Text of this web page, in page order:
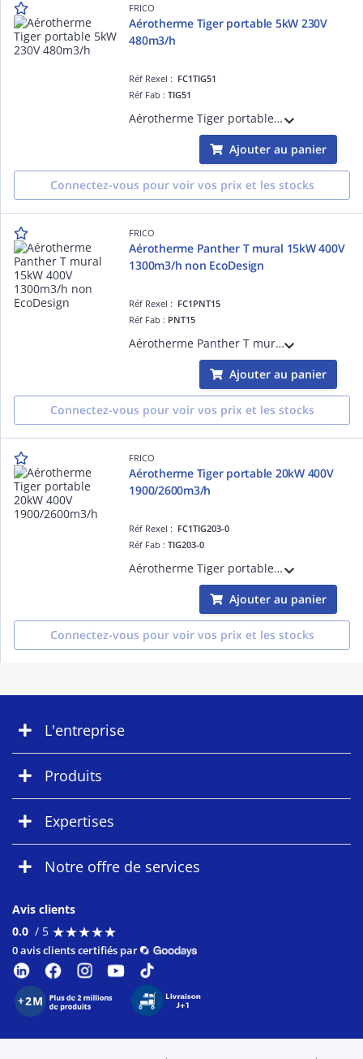
FRICO
Aérotherme Tiger portable 5kW 230V
480m3/h
Réf Rexel : FC1TIG51
Réf Fab :TIG51
Aérotherme Tiger portable 5kW, alimentation monophasée 230V 480m3/h
Ajouter au panier
Connectez-vous pour voir vos prix et les stocks
FRICO
Aérotherme Panther T mural 15kW 400V
1300m3/h non EcoDesign
Réf Rexel : FC1PNT15
Réf Fab : PNT15
Aérotherme Panther T mural 15kW, alimentation triphasée 400V 1300m3/h, pour applications ne nécessitant pas la compatibilité à la norme EcoDesign
Ajouter au panier
Connectez-vous pour voir vos prix et les stocks
FRICO
Aérotherme Tiger portable 20kW 400V
1900/2600m3/h
Réf Rexel : FC1TIG203-0
Réf Fab :TIG203-0
Aérotherme Tiger portable 20kW, alimentation triphasée 400V 1900/2600m3/h
Ajouter au panier
Connectez-vous pour voir vos prix et les stocks
L'entreprise
Produits
Expertises
Notre offre de services
Avis clients
0.0 / 5 ★★★★★
★★★★★
0 avis clients certifiés par